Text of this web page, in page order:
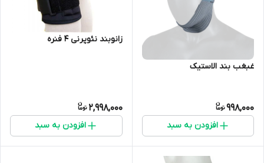
غبغب بند الاستیک
998,000
افزودن به سبد
زانوبند نئوپرنی 4 فنره
2,998,000
افزودن به سبد